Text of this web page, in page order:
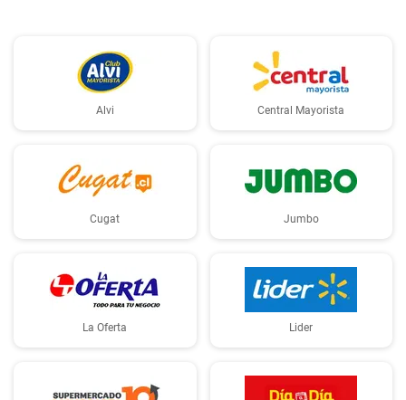
Alvi Central Mayorista
Cugat Jumbo
La Oferta Lider